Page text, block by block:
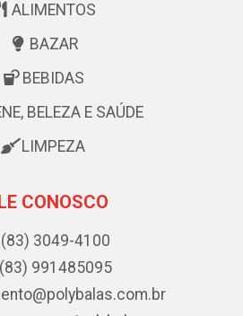
ALIMENTOS
BAZAR
BEBIDAS
BELEZA E SAÚDE
LIMPEZA
CONOSCO
(83) 3049-4100
(83) 991485095